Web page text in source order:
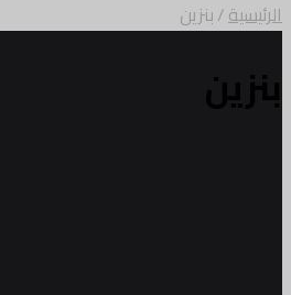
الرئيسية/بنزين
بنزين